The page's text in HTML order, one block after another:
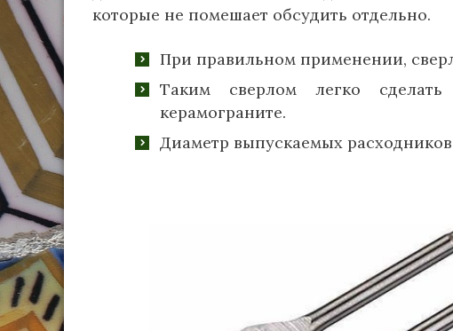
которые не помешает обсудить отдельно.
При правильном применении,
Таким сверлом легко
керамограните.
Диаметр выпускаемых